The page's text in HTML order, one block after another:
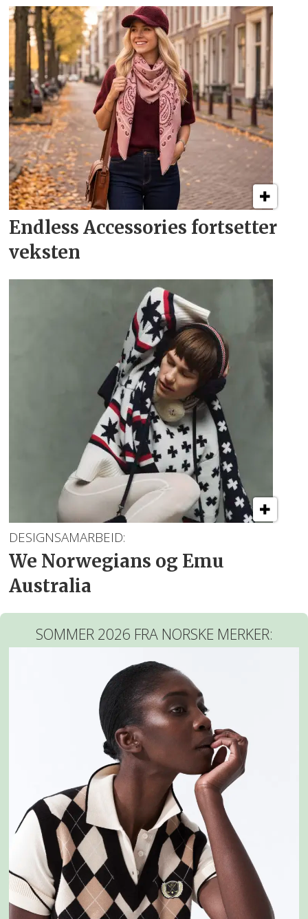
Endless Accessories fortsetter
veksten
DESIGNSAMARBEID:
We Norwegians og Emu
Australia
SOMMER 2026 FRA NORSKE MERKER: